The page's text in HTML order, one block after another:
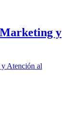
y
Atención al